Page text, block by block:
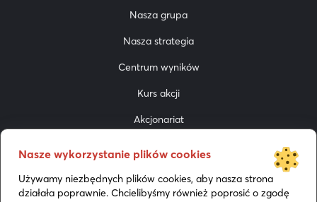
Nasza grupa
Nasza strategia
Centrum wyników
Kurs akcji
Akcjonariat
Prezentacje
Media
Nasze wykorzystanie plików cookies
Używamy niezbędnych plików cookies, aby nasza strona
działała poprawnie. Chcielibyśmy również poprosić o zgodę